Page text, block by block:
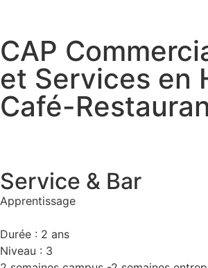
CAP
et Services en
Café-
Service & Bar
Apprentissage
Durée : 2 ans
Niveau : 3